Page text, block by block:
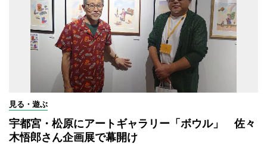
見る・遊ぶ
宇都宮・松原にアートギャラリー「ボウル」 佐々
木悟郎さん企画展で幕開け